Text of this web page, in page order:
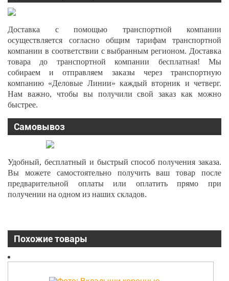
Доставка с помощью транспортной компании
осуществляется согласно общим тарифам транспортной
компании в соответствии с выбранным регионом. Доставка
товара до транспортной компании бесплатная! Мы
собираем и отправляем заказы через транспортную
компанию «Деловые Линии» каждый вторник и четверг.
Нам важно, чтобы вы получили свой заказ как можно
быстрее.
Самовывоз
Удобный, бесплатный и быстрый способ получения заказа.
Вы можете самостоятельно получить ваш товар после
предварительной оплаты или оплатить прямо при
получении на одном из наших складов.
Похожие товары